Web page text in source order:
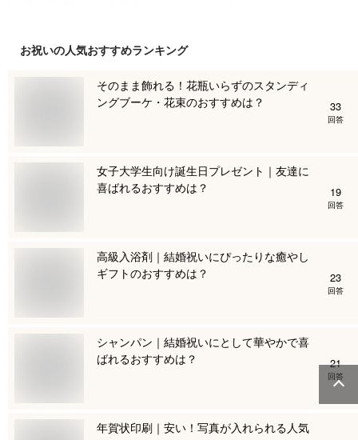
お祝いの人気おすすめランキング
そのまま飾れる！花瓶いらずのスタンディ
ングブーケ・花束のおすすめは？
33
回答
女子大学生向け誕生日プレゼント｜友達に
喜ばれるおすすめは？
19
回答
高級入浴剤｜結婚祝いにぴったりな癒やし
ギフトのおすすめは？
23
回答
シャンパン｜結婚祝いにとして華やかで喜
ばれるおすすめは？
21
回答
年賀状印刷｜安い！写真が入れられる人気